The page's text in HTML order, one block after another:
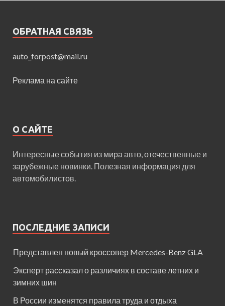
ОБРАТНАЯ СВЯЗЬ
auto_forpost@mail.ru
Реклама на сайте
О САЙТЕ
Интересные события из мира авто, отечественные и
зарубежные новинки. Полезная информация для
автомобилистов.
ПОСЛЕДНИЕ ЗАПИСИ
Представлен новый кроссовер Mercedes-Benz GLA
Эксперт рассказал о различиях в составе летних и
зимних шин
В России изменятся правила труда и отдыха